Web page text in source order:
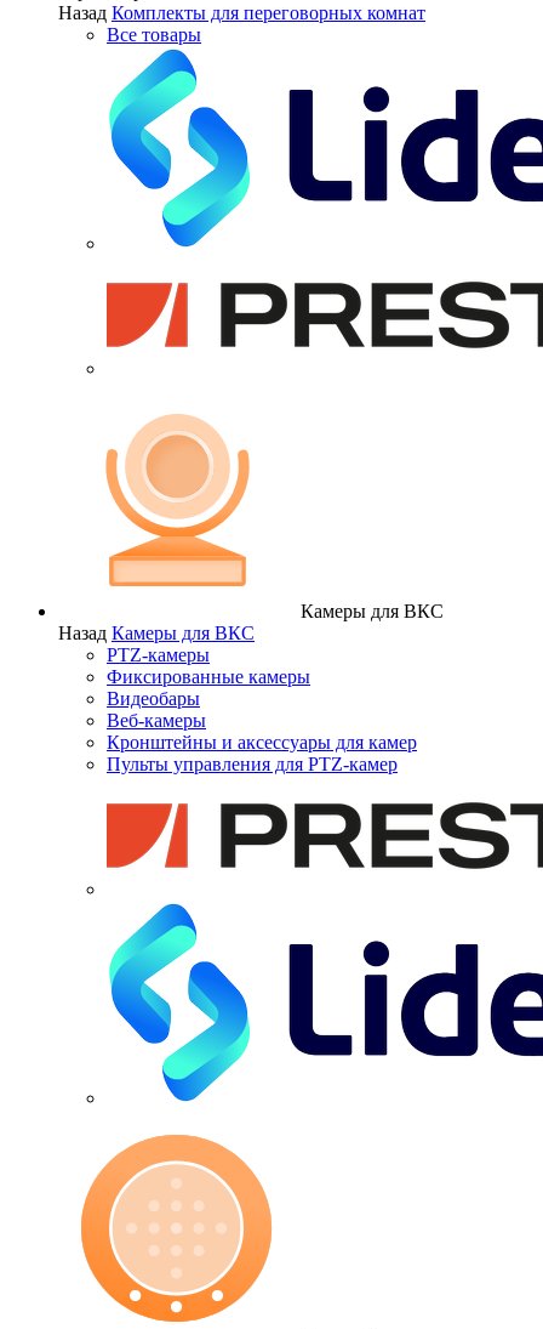
Назад Комплекты для переговорных комнат
Все товары
Камеры для ВКС
Назад Камеры для ВКС
PTZ-камеры
Фиксированные камеры
Видеобары
Веб-камеры
Кронштейны и аксессуары для камер
Пульты управления для PTZ-камер